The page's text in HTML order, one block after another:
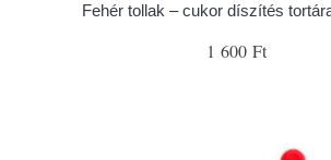
Fehér tollak – cukor díszítés
1 600 Ft